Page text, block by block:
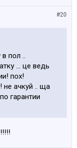
#20
пол ..
... це ведь
пох!
не ачкуй .. ща
гарантии